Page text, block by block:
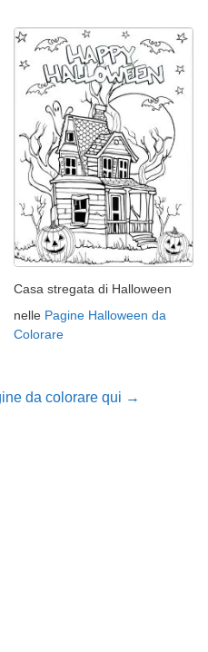
Casa stregata di Halloween
nelle Pagine Halloween da
Colorare
da colorare qui →